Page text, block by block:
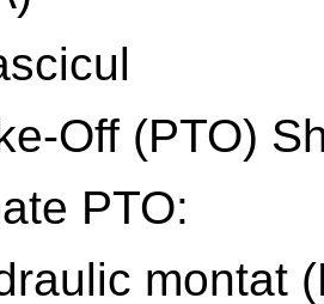
fascicul
Off (PTO)
PTO:
montat